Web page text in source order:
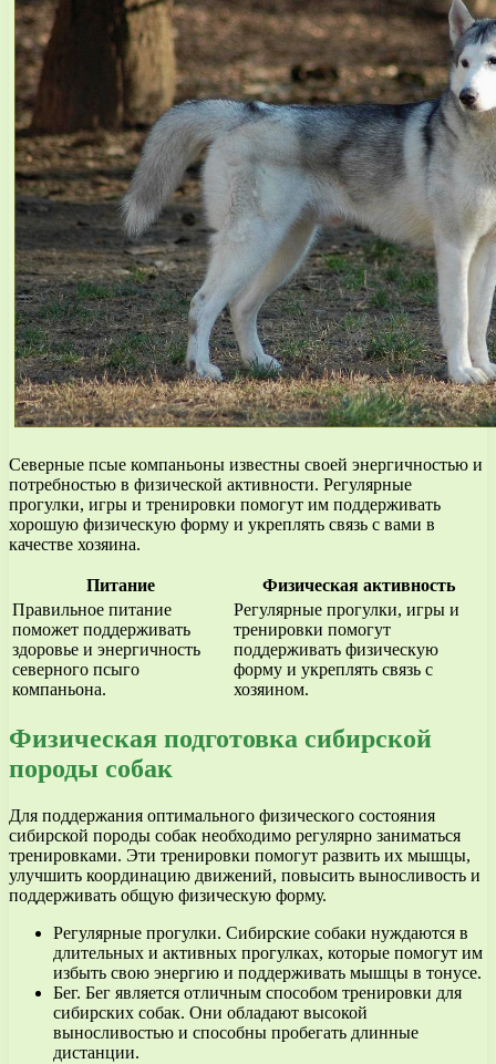
Северные псые компаньоны известны своей энергичностью и
потребностью в физической активности. Регулярные
прогулки, игры и тренировки помогут им поддерживать
хорошую физическую форму и укреплять связь с вами в
качестве хозяина.
Питание
Физическая активность
Правильное питание
поможет поддерживать
здоровье и энергичность
северного псыго
компаньона.
Регулярные прогулки, игры и
тренировки помогут
поддерживать физическую
форму и укреплять связь с
хозяином.
Физическая подготовка сибирской
породы собак
Для поддержания оптимального физического состояния
сибирской породы собак необходимо регулярно заниматься
тренировками. Эти тренировки помогут развить их мышцы,
улучшить координацию движений, повысить выносливость и
поддерживать общую физическую форму.
Регулярные прогулки. Сибирские собаки нуждаются в
длительных и активных прогулках, которые помогут им
избыть свою энергию и поддерживать мышцы в тонусе.
Бег. Бег является отличным способом тренировки для
сибирских собак. Они обладают высокой
выносливостью и способны пробегать длинные
дистанции.